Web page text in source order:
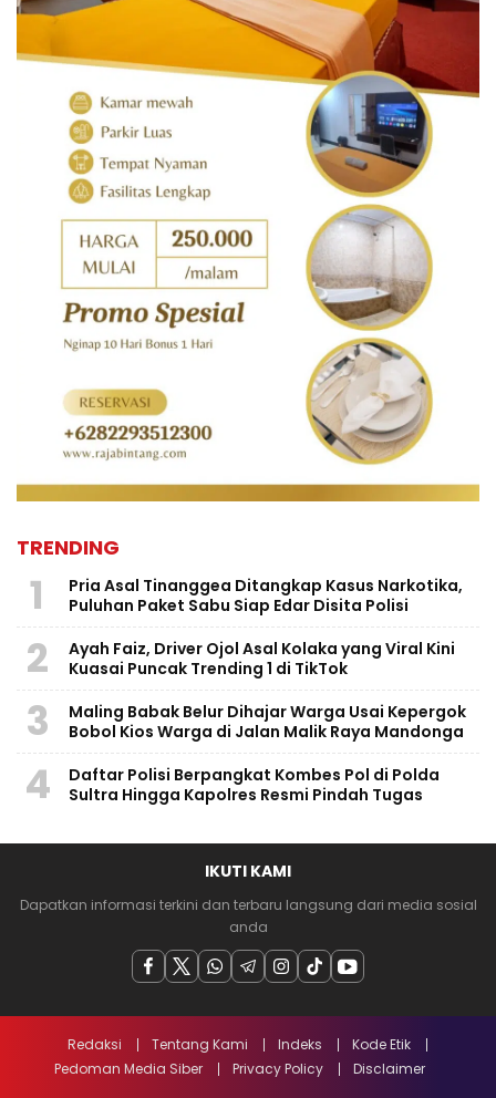
TRENDING
1
Pria Asal Tinanggea Ditangkap Kasus Narkotika,
Puluhan Paket Sabu Siap Edar Disita Polisi
2
Ayah Faiz, Driver Ojol Asal Kolaka yang Viral Kini
Kuasai Puncak Trending 1 di TikTok
3
Maling Babak Belur Dihajar Warga Usai Kepergok
Bobol Kios Warga di Jalan Malik Raya Mandonga
4
Daftar Polisi Berpangkat Kombes Pol di Polda
Sultra Hingga Kapolres Resmi Pindah Tugas
IKUTI KAMI
Dapatkan informasi terkini dan terbaru langsung dari media sosial
anda
Redaksi Tentang Kami Indeks
Kode Etik
Pedoman Media Siber
Privacy Policy Disclaimer